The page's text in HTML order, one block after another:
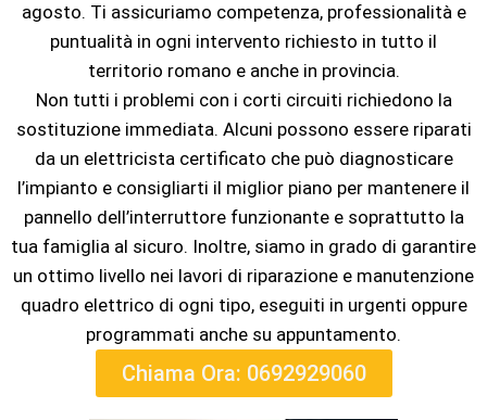
agosto. Ti assicuriamo competenza, professionalità e
puntualità in ogni intervento richiesto in tutto il
territorio romano e anche in provincia.
Non tutti i problemi con i corti circuiti richiedono la
sostituzione immediata. Alcuni possono essere riparati
da un elettricista certificato che può diagnosticare
l’impianto e consigliarti il ​​miglior piano per mantenere il
pannello dell’interruttore funzionante e soprattutto la
tua famiglia al sicuro. Inoltre, siamo in grado di garantire
un ottimo livello nei lavori di riparazione e manutenzione
quadro elettrico di ogni tipo, eseguiti in urgenti oppure
programmati anche su appuntamento.
Chiama Ora: 0692929060